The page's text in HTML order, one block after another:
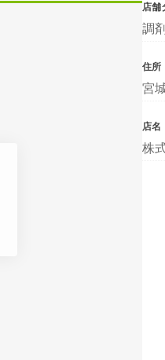
店舗
調
住所
宮
店名
株